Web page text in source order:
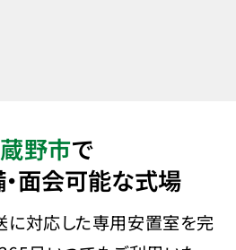
野市で
面会可能な式場
に対応した専用安置室を完